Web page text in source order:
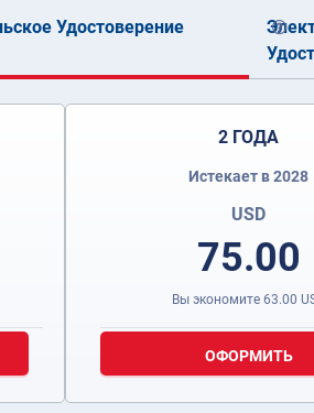
Удостоверение
2 ГОДА
Истекает в 2028
USD
75.00
Вы экономите 63.00
ОФОРМИТЬ